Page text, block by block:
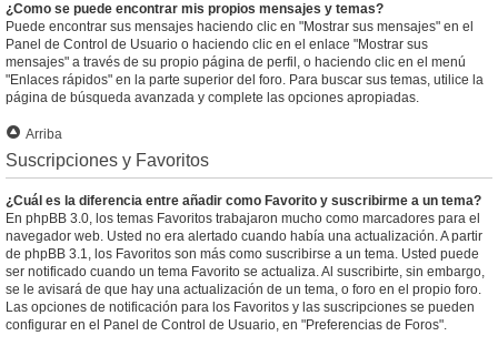
¿Como se puede encontrar mis propios mensajes y temas?
Puede encontrar sus mensajes haciendo clic en "Mostrar sus mensajes" en el
Panel de Control de Usuario o haciendo clic en el enlace "Mostrar sus
mensajes" a través de su propio página de perfil, o haciendo clic en el menú
"Enlaces rápidos" en la parte superior del foro. Para buscar sus temas, utilice la
página de búsqueda avanzada y complete las opciones apropiadas.
Arriba
Suscripciones y Favoritos
¿Cuál es la diferencia entre añadir como Favorito y suscribirme a un tema?
En phpBB 3.0, los temas Favoritos trabajaron mucho como marcadores para el
navegador web. Usted no era alertado cuando había una actualización. A partir
de phpBB 3.1, los Favoritos son más como suscribirse a un tema. Usted puede
ser notificado cuando un tema Favorito se actualiza. Al suscribirte, sin embargo,
se le avisará de que hay una actualización de un tema, o foro en el propio foro.
Las opciones de notificación para los Favoritos y las suscripciones se pueden
configurar en el Panel de Control de Usuario, en "Preferencias de Foros".